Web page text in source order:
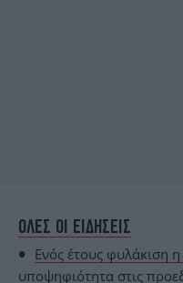
ΟΛΕΣ ΟΙ ΕΙΔΗΣΕΙΣ
Eνός έτους φυλάκιση
υποψηφιότητα στις